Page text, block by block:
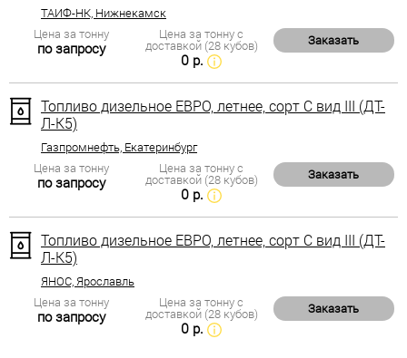
ТАИФ-НК, Нижнекамск
Цена за тонну
по запросу
Цена за тонну с
доставкой (28 кубов)
0 р.
Заказать
Топливо дизельное ЕВРО, летнее, сорт С вид III (ДТ-
Л-К5)
Газпромнефть, Екатеринбург
Цена за тонну
по запросу
Цена за тонну с
доставкой (28 кубов)
0 р.
Заказать
Топливо дизельное ЕВРО, летнее, сорт С вид III (ДТ-
Л-К5)
ЯНОС, Ярославль
Цена за тонну
по запросу
Цена за тонну с
доставкой (28 кубов)
0 р.
Заказать